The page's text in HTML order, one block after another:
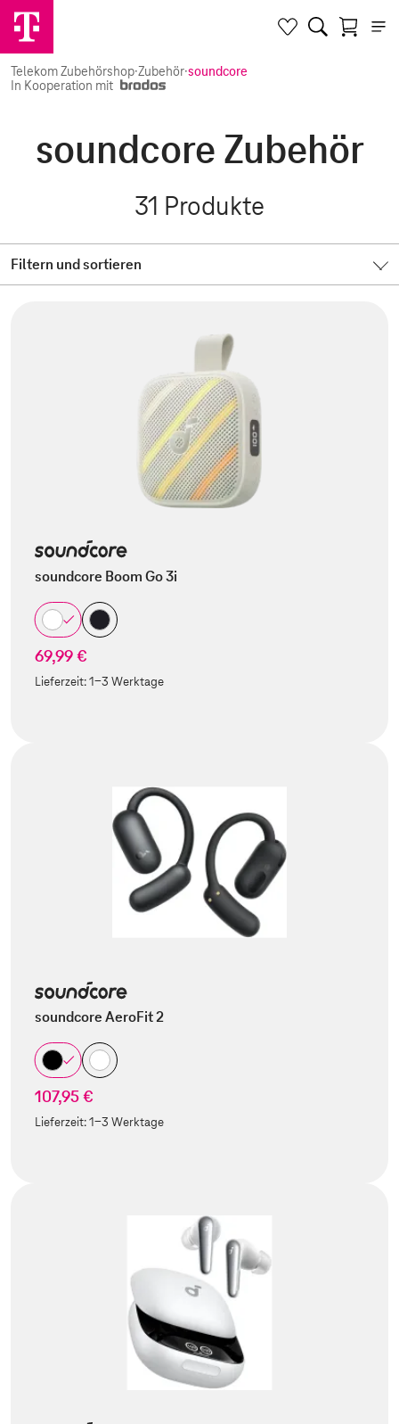
Telekom Zubehörshop·Zubehör·soundcore
In Kooperation mit
soundcore Zubehör
31 Produkte
Filtern und sortieren
soundcore Boom Go 3i
69,99 €
Lieferzeit:1-3 Werktage
soundcore AeroFit 2
107,95 €
Lieferzeit:1-3 Werktage